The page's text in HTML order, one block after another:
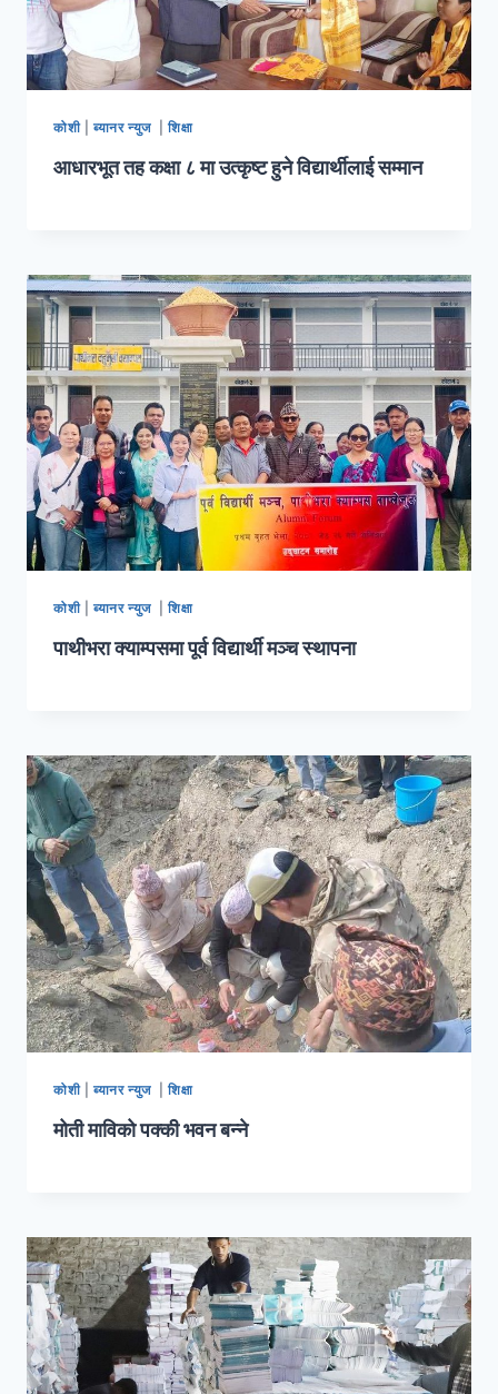
कोशी| ब्यानर न्युज |शिक्षा
आधारभूत तह कक्षा ८ मा उत्कृष्ट हुने विद्यार्थीलाई सम्मान
कोशी| ब्यानर न्युज |शिक्षा
पाथीभरा क्याम्पसमा पूर्व विद्यार्थी मञ्च स्थापना
कोशी| ब्यानर न्युज |शिक्षा
मोती माविको पक्की भवन बन्ने